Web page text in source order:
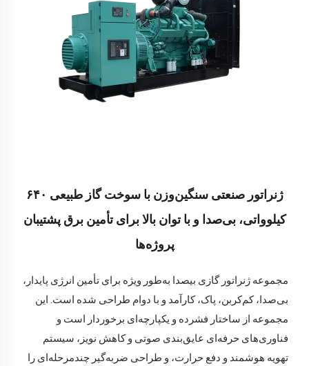
ژنراتور صنعتی سنگین‌وزن با سوخت گاز طبیعی ۶۴۰
کیلوواتی، بی‌صدا و با توان بالا برای تأمین برق پشتیبان
پروژه‌ها
مجموعه ژنراتور گازی بیصدا به‌طور ویژه برای تأمین انرژی پایدار،
بی‌صدا، کم‌کربن، پاک، کارآمد و با دوام طراحی شده است. این
مجموعه از ساختار فشرده و یکپارچه‌ای برخوردار است و
فناوری‌های حرفه‌ای عایق‌بندی صوتی و کاهش نویز، سیستم
تهویه هوشمند و دفع حرارت، و طراحی ضربه‌گیر چندمرحله‌ای را